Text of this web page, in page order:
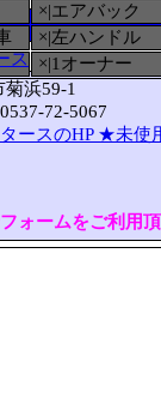
×|エアバック
×|左ハンドル
×|1オーナー
ス
浜59-1
72-5067
ースのHP ★未使
ォームをご利用